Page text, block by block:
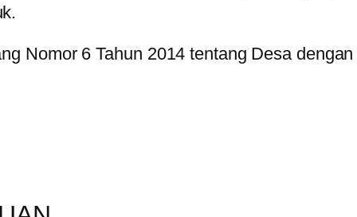
Nomor 6 Tahun 2014 tentang Desa